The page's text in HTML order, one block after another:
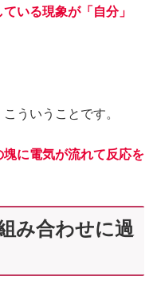
いる現象が「自分」
ういうことです。
に電気が流れて反応を
み合わせに過